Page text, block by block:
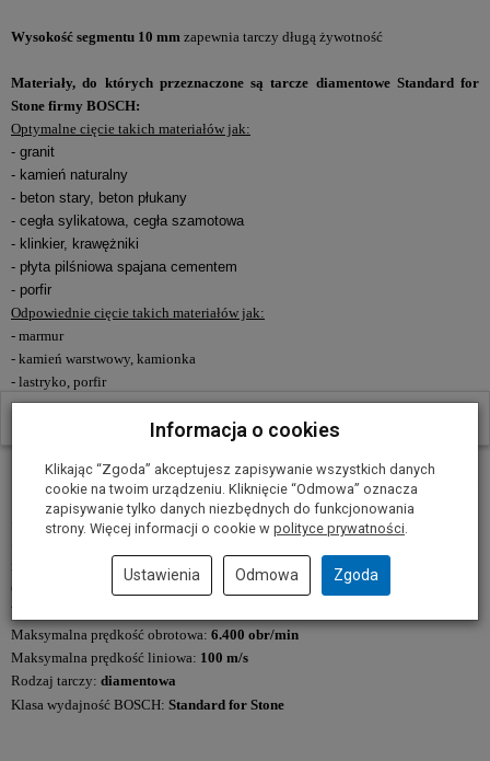
Wysokość segmentu 10 mm zapewnia tarczy długą żywotność
Materiały, do których przeznaczone są tarcze diamentowe Standard for
Stone firmy BOSCH:
Optymalne cięcie takich materiałów jak:
- granit
- kamień naturalny
- beton stary, beton płukany
- cegła sylikatowa, cegła szamotowa
- klinkier, krawężniki
- płyta pilśniowa spajana cementem
- porfir
Odpowiednie cięcie takich materiałów jak:
- marmur
- kamień warstwowy, kamionka
- lastryko, porfir
Średnica tarczy:300 mm
Średnica otworu wewnętrznego: 20,0mm/25,4mm(z pierścieniem
redukcyjnym)
Grubość tarczy:
Wysokość części tnącej:
Maksymalna prędkość obrotowa: 6.400 obr/min
Maksymalna prędkość liniowa: 100 m/s
Rodzaj tarczy: diamentowa
Klasa wydajność BOSCH: Standard for Stone
W ostatnich 30 dniach produktem interesuje się
Informacja o cookies
Klikając “Zgoda” akceptujesz zapisywanie wszystkich danych
cookie na twoim urządzeniu. Kliknięcie “Odmowa” oznacza
zapisywanie tylko danych niezbędnych do funkcjonowania
strony. Więcej informacji o cookie w polityce prywatności.
Ustawienia Odmowa Zgoda